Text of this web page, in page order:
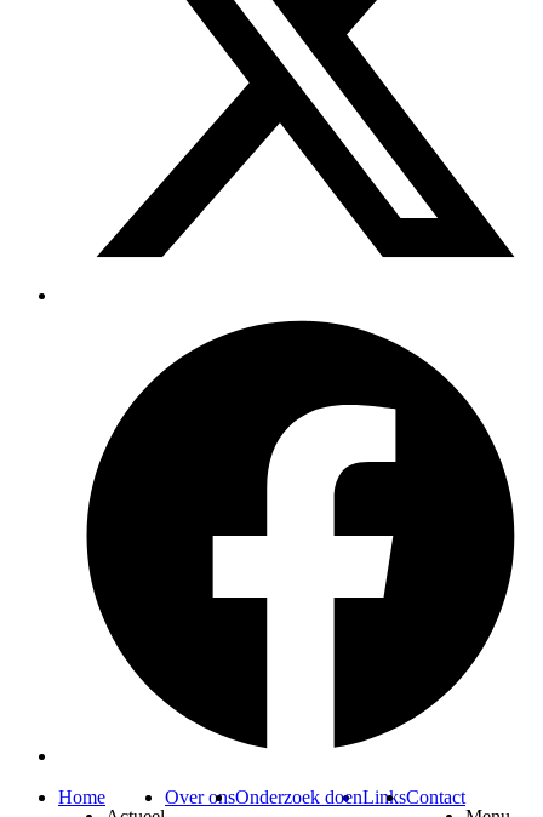
Home
Over onsOnderzoek doenLinksContact